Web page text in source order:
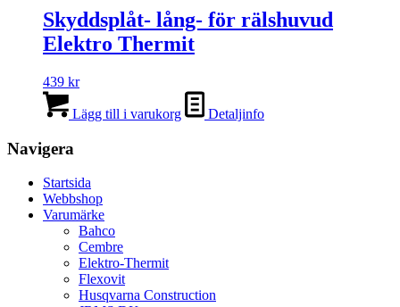
Skyddsplåt- lång- för rälshuvud
Elektro Thermit
439 kr
Lägg till i varukorg Detaljinfo
Navigera
Startsida
Webbshop
Varumärke
Bahco
Cembre
Elektro-Thermit
Flexovit
Husqvarna Construction